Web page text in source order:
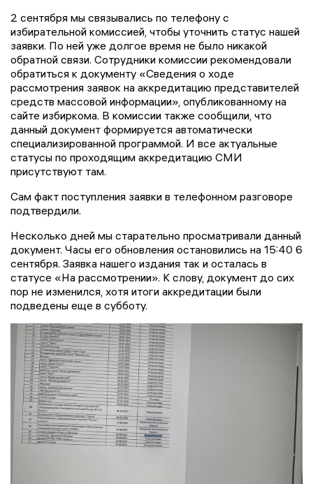
2 сентября мы связывались по телефону с
избирательной комиссией, чтобы уточнить статус нашей
заявки. По ней уже долгое время не было никакой
обратной связи. Сотрудники комиссии рекомендовали
обратиться к документу «Сведения о ходе
рассмотрения заявок на аккредитацию представителей
средств массовой информации», опубликованному на
сайте избиркома. В комиссии также сообщили, что
данный документ формируется автоматически
специализированной программой. И все актуальные
статусы по проходящим аккредитацию СМИ
присутствуют там.
Сам факт поступления заявки в телефонном разговоре
подтвердили.
Несколько дней мы старательно просматривали данный
документ. Часы его обновления остановились на 15:40 6
сентября. Заявка нашего издания так и осталась в
статусе «На рассмотрении». К слову, документ до сих
пор не изменился, хотя итоги аккредитации были
подведены еще в субботу.